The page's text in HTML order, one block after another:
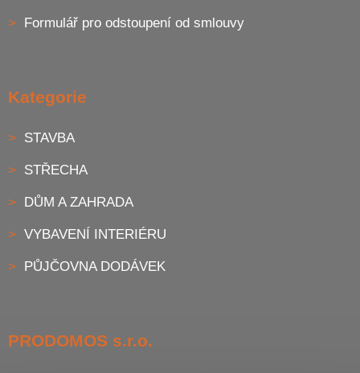
Formulář pro odstoupení od smlouvy
Kategorie
STAVBA
STŘECHA
DŮM A ZAHRADA
VYBAVENÍ INTERIÉRU
PŮJČOVNA DODÁVEK
PRODOMOS s.r.o.